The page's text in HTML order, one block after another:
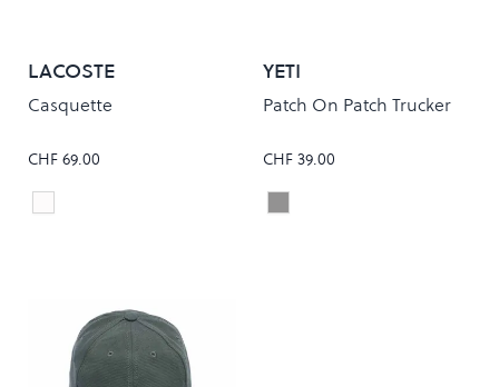
LACOSTE
Casquette
CHF 69.00
Colour
Blanc
YETI
Patch On Patch Trucker
CHF 39.00
Colour
Grey